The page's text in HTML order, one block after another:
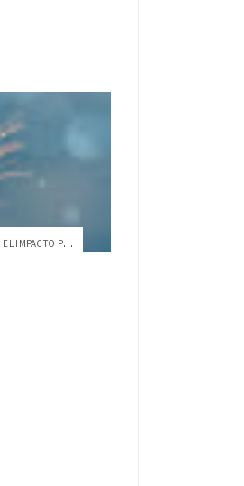
PROYECTOS QUE MULTIPLICAN EL IMPACTO POSITIVO POR EL PLANETA